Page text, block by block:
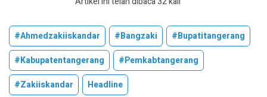
#ahmedzakiiskandar #bangzaki
#bupatitangerang
#kabupatentangerang
#pemkabtangerang
#zakiiskandar
Headline